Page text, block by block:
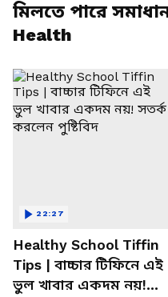
মিলতে পারে
Health
Healthy School Tiffin
Tips | বাচ্চার টিফিনে এই
ভুল খাবার একদম নয়!
22:27